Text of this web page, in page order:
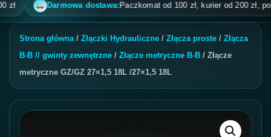
Darmowa dostawa:Paczkomat od 100 zł, kurier od 200 zł,
Strona główna/ Złączki Hydrauliczne / Złącza proste / Złącza
B-B // gwinty zewnętrzne / Złącze metryczne B-B / Złącze
metryczne GZ/GZ 27×1,5 18L /27×1,5 18L